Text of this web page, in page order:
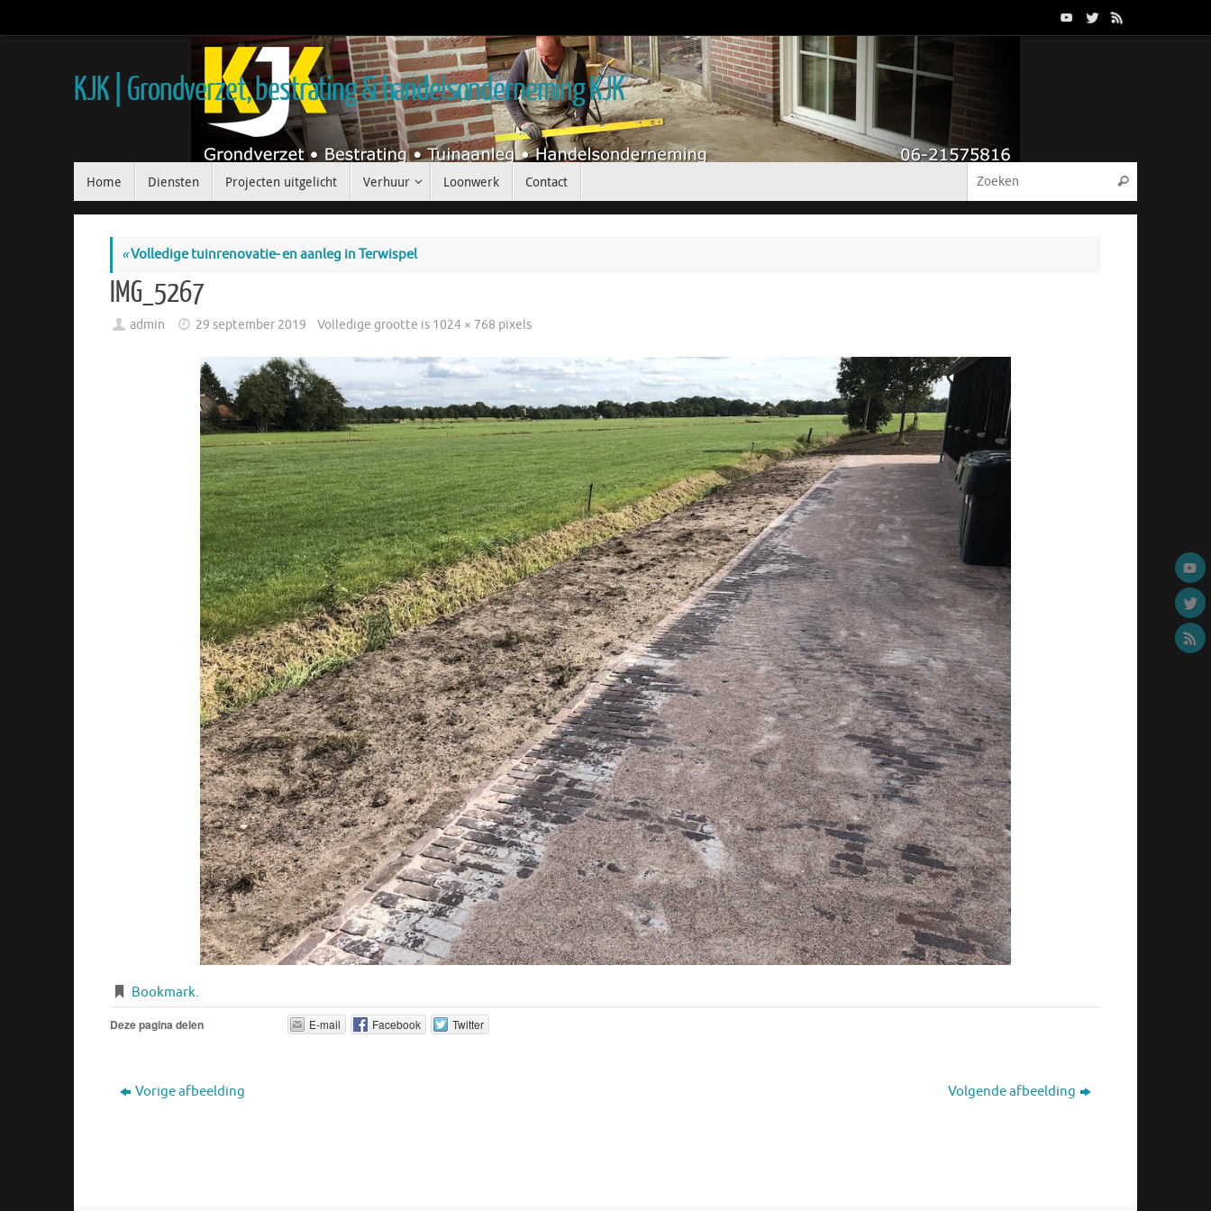
KJK | Grondverzet, bestrating & handelsonderneming KJK
Home Diensten Projecten uitgelicht Verhuur Loonwerk Contact
«Volledige tuinrenovatie- en aanleg in Terwispel
IMG_5267
admin 29 september 2019 Volledige grootte is 1024 × 768 pixels
Bookmark.
Deze pagina delen E-mail Facebook Twitter
Vorige afbeelding Volgende afbeelding